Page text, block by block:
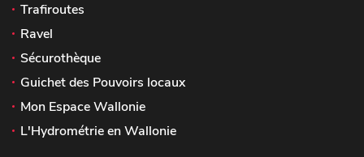
Trafiroutes
Ravel
Sécurothèque
Guichet des Pouvoirs locaux
Mon Espace Wallonie
L'Hydrométrie en Wallonie